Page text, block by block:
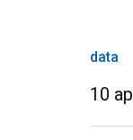
data
10